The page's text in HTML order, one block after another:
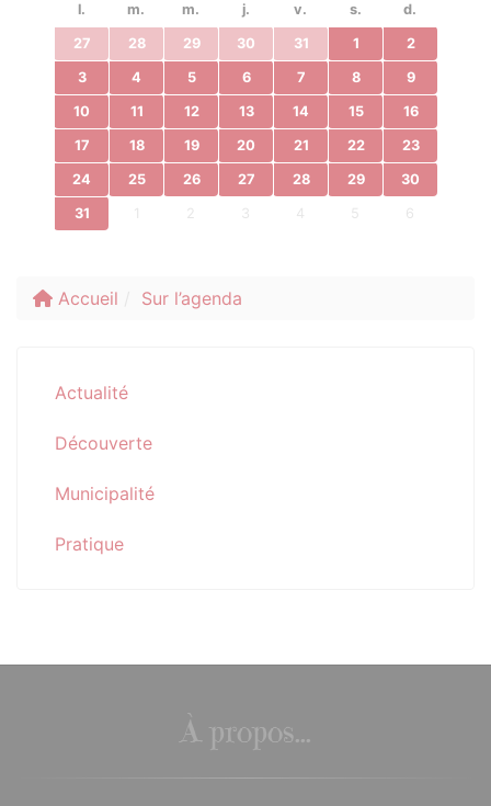
l.
m. m. j. v. s. d.
27 28 29 30 31 1 2
3 4 5 6 7 8 9
10 11 12 13 14 15 16
17 18 19 20 21 22 23
24 25 26 27 28 29 30
31 2 3 4 5 6
Accueil Sur l’agenda
Actualité
Découverte
Municipalité
Pratique
À propos...